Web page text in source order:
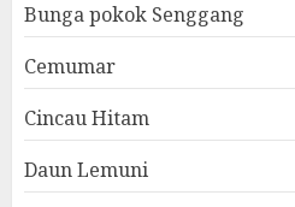
Bunga pokok Senggang
Cemumar
Cincau Hitam
Daun Lemuni